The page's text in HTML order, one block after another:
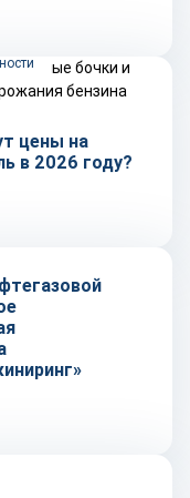
цены на
в 2026 году?